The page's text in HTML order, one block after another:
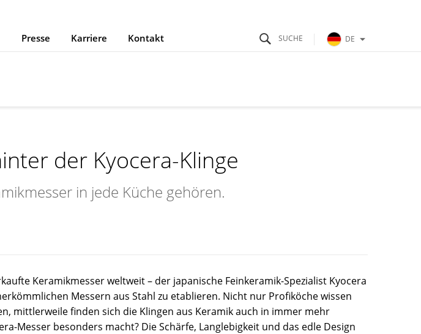
Presse Karriere Kontakt DE
der Kyocera-Klinge
in jede Küche gehören.
Keramikmesser weltweit – der japanische Feinkeramik-Spezialist Kyocera
Messern aus Stahl zu etablieren. Nicht nur Profiköche wissen
mittlerweile finden sich die Klingen aus Keramik auch in immer mehr
Messer besonders macht? Die Schärfe, Langlebigkeit und das edle Design